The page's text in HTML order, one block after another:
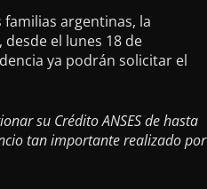
argentinas, la
el lunes 18 de
ya podrán solicitar el
su Crédito ANSES de hasta
tan importante realizado por